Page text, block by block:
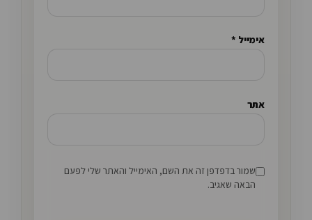
אימייל *
אתר
שמור בדפדפן זה את השם, האימייל והאתר שלי לפעם
הבאה שאגיב.